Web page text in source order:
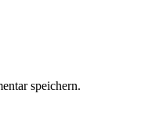
speichern.